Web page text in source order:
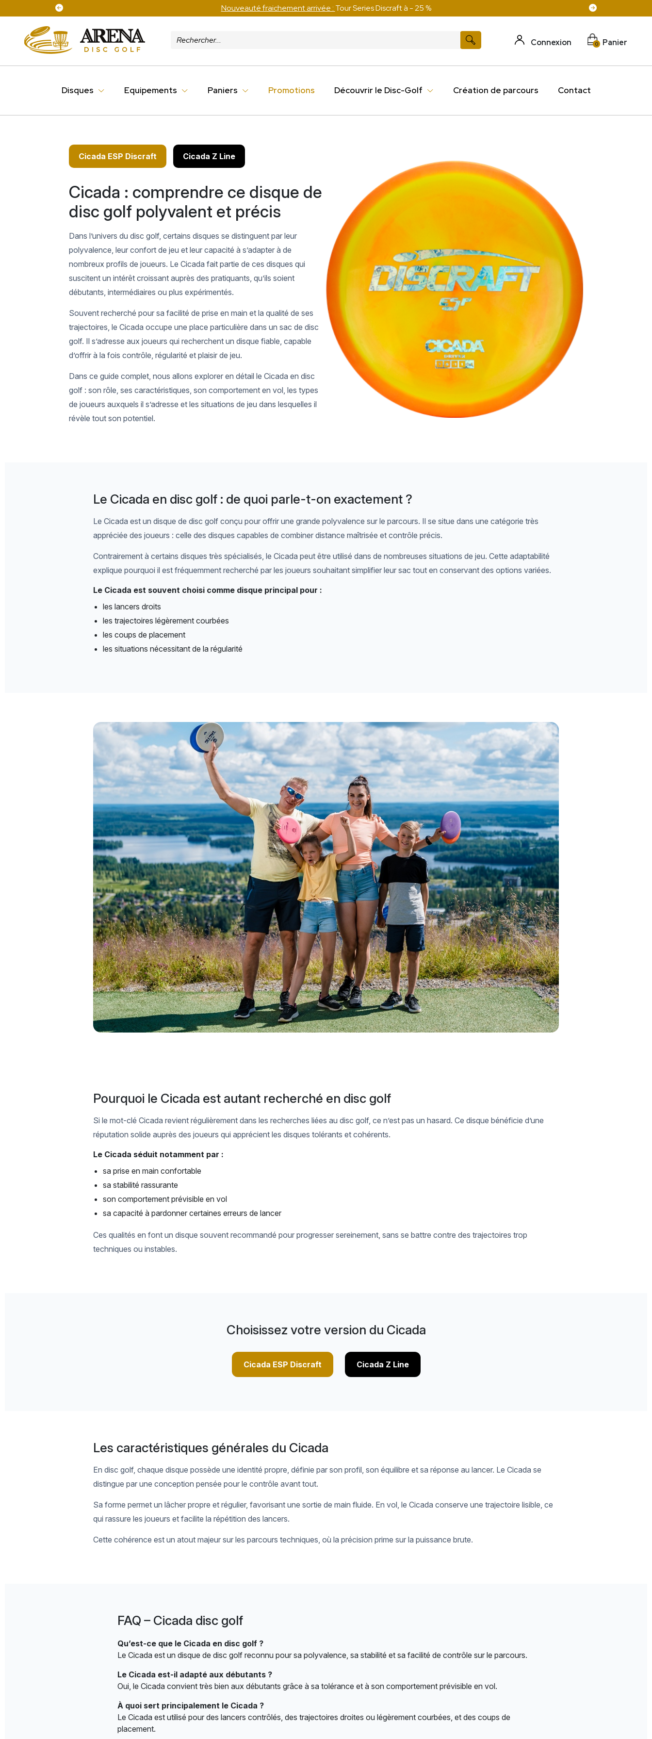
arrivée : Frais de port offert pour 100 € d'achat sur les disques
Connexion 0 Panier
Disques Equipements Paniers Promotions Découvrir le Disc-Golf Création de parcours Contact
Cicada ESP Discraft Cicada Z Line
Cicada : comprendre ce disque de
disc golf polyvalent et précis
Dans l’univers du disc golf, certains disques se distinguent par leur
polyvalence, leur confort de jeu et leur capacité à s’adapter à de
nombreux profils de joueurs. Le Cicada fait partie de ces disques qui
suscitent un intérêt croissant auprès des pratiquants, qu’ils soient
débutants, intermédiaires ou plus expérimentés.
Souvent recherché pour sa facilité de prise en main et la qualité de ses
trajectoires, le Cicada occupe une place particulière dans un sac de disc
golf. Il s’adresse aux joueurs qui recherchent un disque fiable, capable
d’offrir à la fois contrôle, régularité et plaisir de jeu.
Dans ce guide complet, nous allons explorer en détail le Cicada en disc
golf : son rôle, ses caractéristiques, son comportement en vol, les types
de joueurs auxquels il s’adresse et les situations de jeu dans lesquelles il
révèle tout son potentiel.
Le Cicada en disc golf : de quoi parle-t-on exactement ?
Le Cicada est un disque de disc golf conçu pour offrir une grande polyvalence sur le parcours. Il se situe dans une catégorie très
appréciée des joueurs : celle des disques capables de combiner distance maîtrisée et contrôle précis.
Contrairement à certains disques très spécialisés, le Cicada peut être utilisé dans de nombreuses situations de jeu. Cette adaptabilité
explique pourquoi il est fréquemment recherché par les joueurs souhaitant simplifier leur sac tout en conservant des options variées.
Le Cicada est souvent choisi comme disque principal pour :
les lancers droits
les trajectoires légèrement courbées
les coups de placement
les situations nécessitant de la régularité
Pourquoi le Cicada est autant recherché en disc golf
Si le mot-clé Cicada revient régulièrement dans les recherches liées au disc golf, ce n’est pas un hasard. Ce disque bénéficie d’une
réputation solide auprès des joueurs qui apprécient les disques tolérants et cohérents.
Le Cicada séduit notamment par :
sa prise en main confortable
sa stabilité rassurante
son comportement prévisible en vol
sa capacité à pardonner certaines erreurs de lancer
Ces qualités en font un disque souvent recommandé pour progresser sereinement, sans se battre contre des trajectoires trop
techniques ou instables.
Choisissez votre version du Cicada
Cicada ESP Discraft Cicada Z Line
Les caractéristiques générales du Cicada
En disc golf, chaque disque possède une identité propre, définie par son profil, son équilibre et sa réponse au lancer. Le Cicada se
distingue par une conception pensée pour le contrôle avant tout.
Sa forme permet un lâcher propre et régulier, favorisant une sortie de main fluide. En vol, le Cicada conserve une trajectoire lisible, ce
qui rassure les joueurs et facilite la répétition des lancers.
Cette cohérence est un atout majeur sur les parcours techniques, où la précision prime sur la puissance brute.
FAQ – Cicada disc golf
Qu’est-ce que le Cicada en disc golf ?
Le Cicada est un disque de disc golf reconnu pour sa polyvalence, sa stabilité et sa facilité de contrôle sur le parcours.
Le Cicada est-il adapté aux débutants ?
Oui, le Cicada convient très bien aux débutants grâce à sa tolérance et à son comportement prévisible en vol.
À quoi sert principalement le Cicada ?
Le Cicada est utilisé pour des lancers contrôlés, des trajectoires droites ou légèrement courbées, et des coups de
placement.